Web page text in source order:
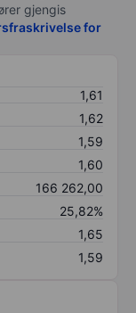
gjengis
for
1,61
1,62
1,59
1,60
166 262,00
25,82%
1,65
1,59